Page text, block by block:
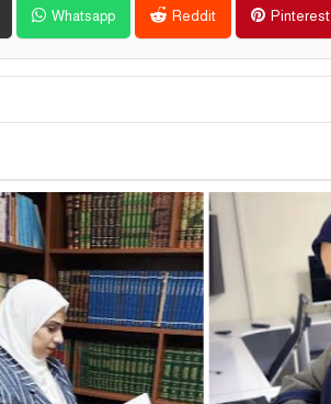
Pinterest
Reddit
Whatsapp